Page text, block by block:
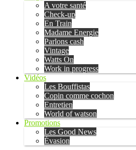
A votre santé
Check-up
En Train
Madame Energie
Parlons cash
Vintage
Watts On
Work in progress
Vidéos
Les Bouffistas
Copin comme cochon
Entretien
World of watson
Promotions
Les Good News
Évasion